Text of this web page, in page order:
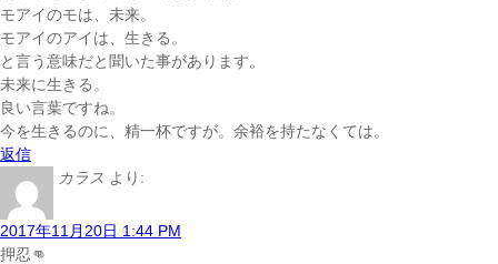
モアイのモは、未来。
モアイのアイは、生きる。
と言う意味だと聞いた事があります。
未来に生きる。
良い言葉ですね。
今を生きるのに、精一杯ですが。余裕を持たなくては。
返信
カラス より:
2017年11月20日 1:44 PM
押忍👊